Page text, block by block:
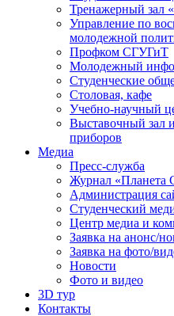
Тренажерный зал
Управление по
молодежной
Профком СГУГиТ
Молодежный
Студенческие
Столовая, кафе
Учебно-научный
Выставочный зал
приборов
Медиа
Пресс-служба
Журнал «Планета
Администрация
Студенческий
Центр медиа и
Заявка на анонс/
Заявка на фото/
Новости
Фото и видео
3D тур
Контакты